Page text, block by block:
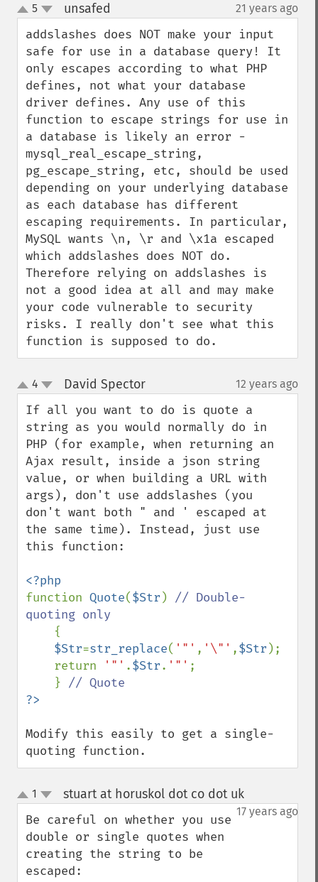
up
down
5 unsafed 21 years ago
addslashes does NOT make your input
safe for use in a database query! It
only escapes according to what PHP
defines, not what your database
driver defines. Any use of this
function to escape strings for use in
a database is likely an error -
mysql_real_escape_string,
pg_escape_string, etc, should be used
depending on your underlying database
as each database has different
escaping requirements. In particular,
MySQL wants \n, \r and \x1a escaped
which addslashes does NOT do.
Therefore relying on addslashes is
not a good idea at all and may make
your code vulnerable to security
risks. I really don't see what this
function is supposed to do.
up
down
4 David Spector¶ 12 years ago
If all you want to do is quote a
string as you would normally do in
PHP (for example, when returning an
Ajax result, inside a json string
value, or when building a URL with
args), don't use addslashes (you
don't want both " and ' escaped at
the same time). Instead, just use
this function:
function Quote($Str ) // Double-
quoting only
{
$Str=str_replace( '"' , '\"' ,$Str );
    return
'"' .$Str. '"' ;
    }
Modify this easily to get a single-
quoting function.
up
down
1 stuart at horuskol dot co dot uk¶
17 years ago
Be careful on whether you use
double or single quotes when
creating the string to be
escaped: